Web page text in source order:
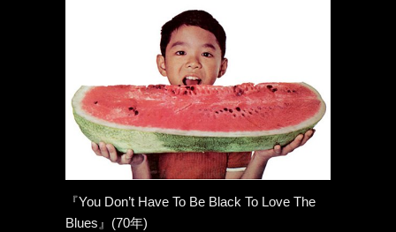
『You Don’t Have To Be Black To Love The
Blues』(70年)